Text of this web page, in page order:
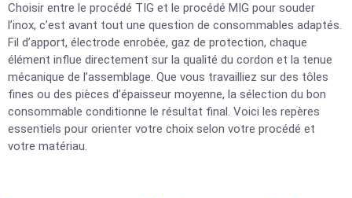
Choisir entre le procédé TIG et le procédé MIG pour souder
l’inox, c’est avant tout une question de consommables adaptés.
Fil d’apport, électrode enrobée, gaz de protection, chaque
élément influe directement sur la qualité du cordon et la tenue
mécanique de l’assemblage. Que vous travailliez sur des tôles
fines ou des pièces d’épaisseur moyenne, la sélection du bon
consommable conditionne le résultat final. Voici les repères
essentiels pour orienter votre choix selon votre procédé et
votre matériau.